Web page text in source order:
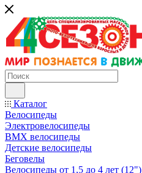
Каталог
Велосипеды
Электровелосипеды
BMX велосипеды
Детские велосипеды
Беговелы
Велосипеды от 1,5 до 4 лет (12")